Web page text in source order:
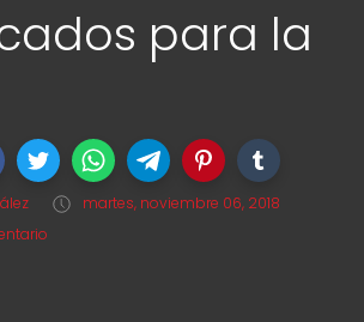
para la
martes, noviembre 06, 2018